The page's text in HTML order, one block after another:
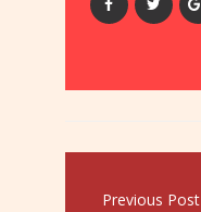
Previous Post